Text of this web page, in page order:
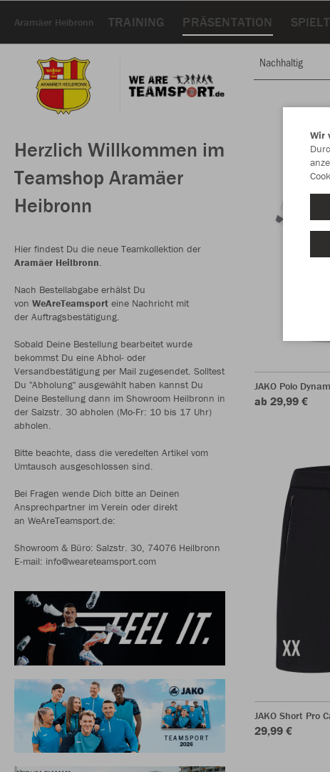
Aramäer Heibronn TRAINING PRÄSENTATION
Herzlich Willkommen im
Teamshop Aramäer
Heibronn
Hier findest Du die neue Teamkollektion der
Aramäer Heilbronn.
Nach Bestellabgabe erhälst Du
von WeAreTeamsport eine Nachricht mit
der Auftragsbestätigung.
Sobald Deine Bestellung bearbeitet wurde
bekommst Du eine Abhol- oder
Versandbestätigung per Mail zugesendet. Solltest
Du "Abholung" ausgewählt haben kannst Du
Deine Bestellung dann im Showroom Heilbronn in
der Salzstr. 30 abholen (Mo-Fr: 10 bis 17 Uhr)
abholen.
Bitte beachte, dass die veredelten Artikel vom
Umtausch ausgeschlossen sind.
Bei Fragen wende Dich bitte an Deinen
Ansprechpartner im Verein oder direkt
an WeAreTeamsport.de:
Showroom & Büro: Salzstr. 30, 74076 Heilbronn
E-mail: info@weareteamsport.com
Nachhaltig
JAKO Polo
ab 29,99 €
JAKO Short Pro
29,99 €
Wir